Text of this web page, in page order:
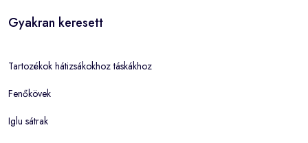
Gyakran keresett
Tartozékok hátizsákokhoz táskákhoz
Fenőkövek
Iglu sátrak